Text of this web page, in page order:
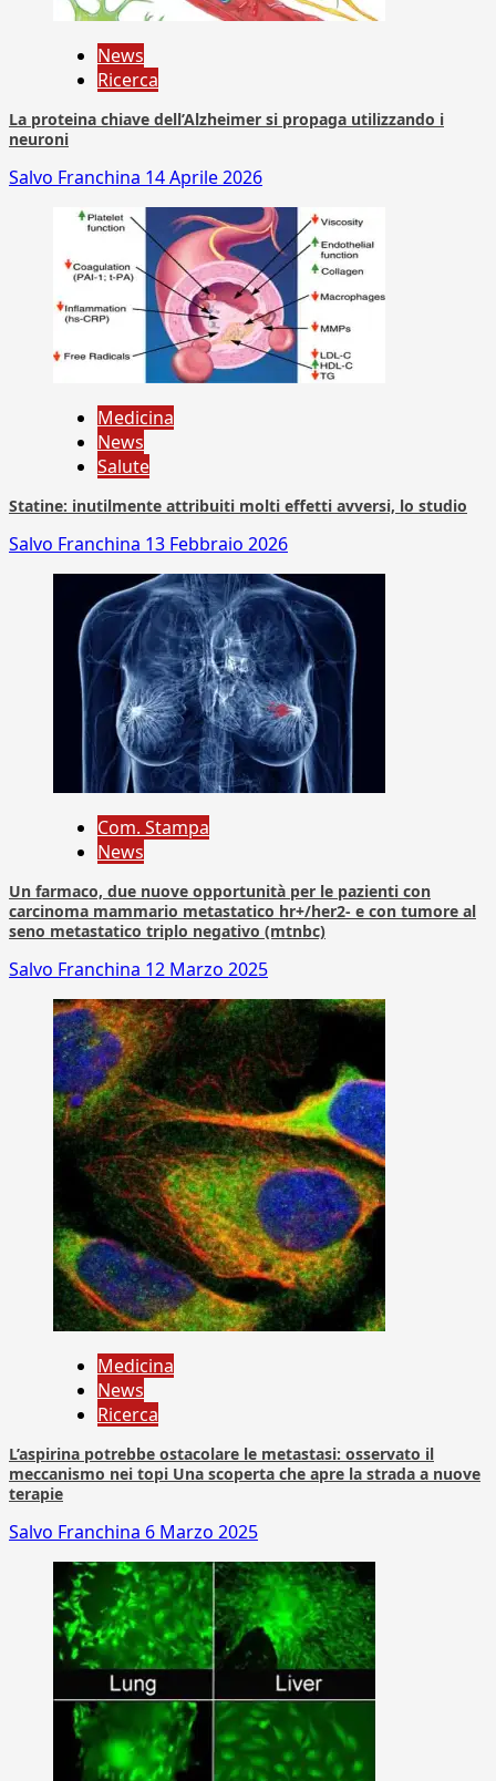
News
Ricerca
La proteina chiave dell’Alzheimer si propaga utilizzando i
neuroni
Salvo Franchina 14 Aprile 2026
Medicina
News
Salute
Statine: inutilmente attribuiti molti effetti avversi, lo studio
Salvo Franchina 13 Febbraio 2026
Com. Stampa
News
Un farmaco, due nuove opportunità per le pazienti con
carcinoma mammario metastatico hr+/her2- e con tumore al
seno metastatico triplo negativo (mtnbc)
Salvo Franchina 12 Marzo 2025
Medicina
News
Ricerca
L’aspirina potrebbe ostacolare le metastasi: osservato il
meccanismo nei topi Una scoperta che apre la strada a nuove
terapie
Salvo Franchina 6 Marzo 2025